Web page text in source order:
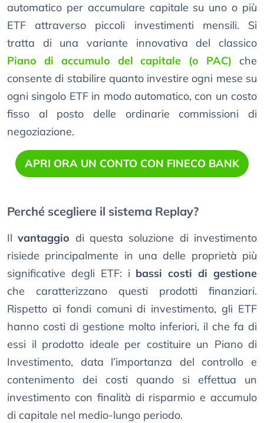
automatico per accumulare capitale su uno o più
ETF attraverso piccoli investimenti mensili. Si
tratta di una variante innovativa del classico
Piano di accumulo del capitale (o PAC) che
consente di stabilire quanto investire ogni mese su
ogni singolo ETF in modo automatico, con un costo
fisso al posto delle ordinarie commissioni di
negoziazione.
APRI ORA UN CONTO CON FINECO BANK
Perché scegliere il sistema Replay?
Ilvantaggio di questa soluzione di investimento
risiede principalmente in una delle proprietà più
significative degli ETF: i bassi costi di gestione
che caratterizzano questi prodotti finanziari.
Rispetto ai fondi comuni di investimento, gli ETF
hanno costi di gestione molto inferiori, il che fa di
essi il prodotto ideale per costituire un Piano di
Investimento, data l’importanza del controllo e
contenimento dei costi quando si effettua un
investimento con finalità di risparmio e accumulo
di capitale nel medio-lungo periodo.